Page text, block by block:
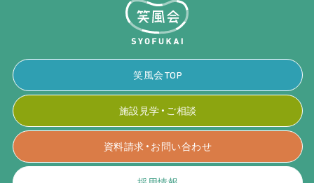
笑風会TOP
施設見学・ご相談
資料請求・お問い合わせ